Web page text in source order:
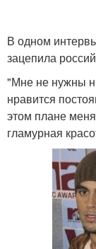
В одном
зацепила
"Мне не нужны
нравится
этом плане
гламурная